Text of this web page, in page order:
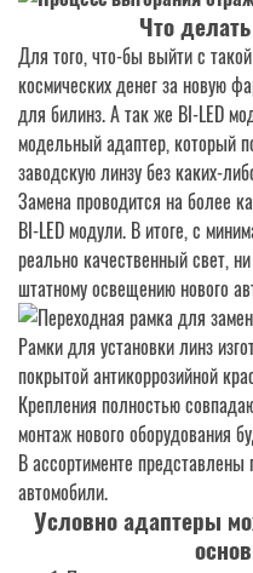
Что
Для того, что-бы выйти с
космических денег за новую
для билинз. А так же BI-LED
модельный адаптер, который
заводскую линзу без каких-
Замена проводится на более
BI-LED модули. В итоге, с
реально качественный свет,
штатному освещению нового
Рамки для установки линз
покрытой антикоррозийной
Крепления полностью
монтаж нового оборудования
В ассортименте
автомобили.
Условно адаптеры